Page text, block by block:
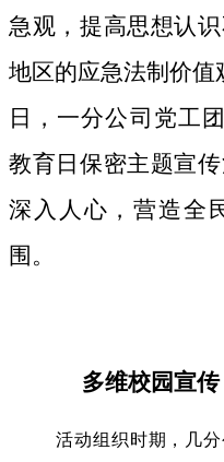
急观，提高思想认
地区的应急法制价值
日，一分公司党工
教育日保密主题宣
深入人心，营造全
围。
多维校园宣
活动组织时期，几